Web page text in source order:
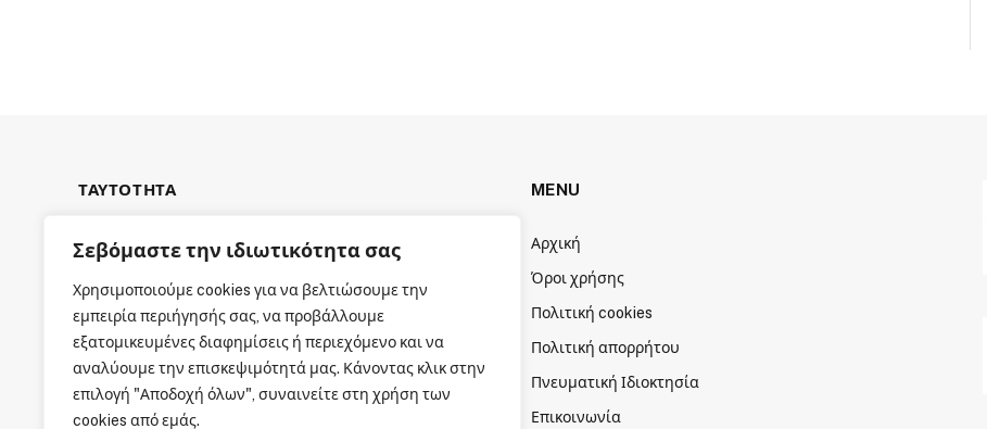
Σεβόμαστε την ιδιωτικότητα σας
Χρησιμοποιούμε cookies για να βελτιώσουμε την
εμπειρία περιήγησής σας, να προβάλλουμε
εξατομικευμένες διαφημίσεις ή περιεχόμενο και να
αναλύουμε την επισκεψιμότητά μας. Κάνοντας κλικ στην
επιλογή "Αποδοχή όλων", συναινείτε στη χρήση των
cookies από εμάς.
ΤΑΥΤΟΤΗΤΑ
ΕΤΑΙΡΙΚΗ ΤΑΥΤΟΤΗΤΑ
MENU
Αρχική
Όροι χρήσης
Πολιτική cookies
Πολιτική απορρήτου
Πνευματική Ιδιοκτησία
Επικοινωνία